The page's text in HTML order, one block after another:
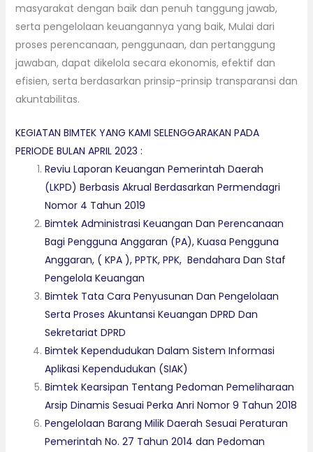
masyarakat dengan baik dan penuh tanggung jawab,
serta pengelolaan keuangannya yang baik, Mulai dari
proses perencanaan, penggunaan, dan pertanggung
jawaban, dapat dikelola secara ekonomis, efektif dan
efisien, serta berdasarkan prinsip-prinsip transparansi dan
akuntabilitas.
KEGIATAN BIMTEK YANG KAMI SELENGGARAKAN PADA
PERIODE BULAN APRIL 2023 :
Reviu Laporan Keuangan Pemerintah Daerah
(LKPD) Berbasis Akrual Berdasarkan Permendagri
Nomor 4 Tahun 2019
Bimtek Administrasi Keuangan Dan Perencanaan
Bagi Pengguna Anggaran (PA), Kuasa Pengguna
Anggaran, ( KPA ), PPTK, PPK, Bendahara Dan Staf
Pengelola Keuangan
Bimtek Tata Cara Penyusunan Dan Pengelolaan
Serta Proses Akuntansi Keuangan DPRD Dan
Sekretariat DPRD
Bimtek Kependudukan Dalam Sistem Informasi
Aplikasi Kependudukan (SIAK)
Bimtek Kearsipan Tentang Pedoman Pemeliharaan
Arsip Dinamis Sesuai Perka Anri Nomor 9 Tahun 2018
Pengelolaan Barang Milik Daerah Sesuai Peraturan
Pemerintah No. 27 Tahun 2014 dan Pedoman